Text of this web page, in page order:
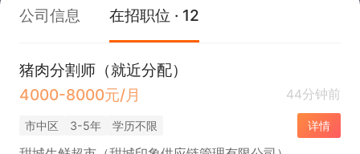
公司信息 在招职位 · 12
猪肉分割师（就近分配）
4000-8000元/月
44分钟前
市中区 3-5年 学历不限 详情